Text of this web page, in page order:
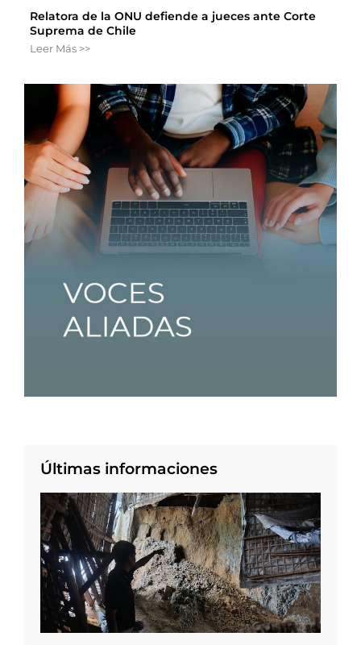
Relatora de la ONU defiende a jueces ante Corte
Suprema de Chile
Leer Más >>
Últimas informaciones